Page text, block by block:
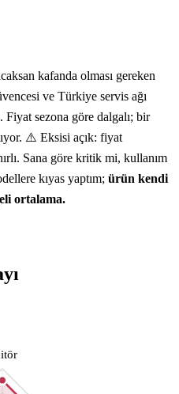
kafanda olması gereken
ve Türkiye servis ağı
sezona göre dalgalı; bir
⚠️ Eksisi açık: fiyat
Sana göre kritik mi, kullanım
kıyas yaptım; ürün kendi
ortalama.